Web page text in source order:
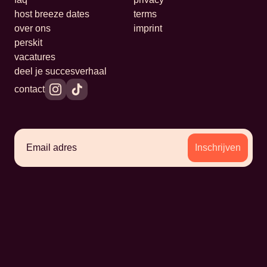
host breeze dates
over ons
perskit
vacatures
deel je succesverhaal
contact
terms
imprint
Inschrijven